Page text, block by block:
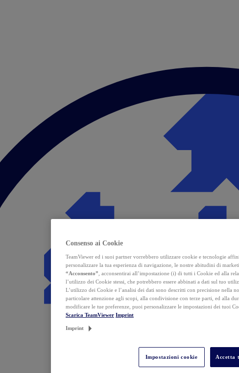
Consenso ai Cookie
TeamViewer ed i suoi partner vorrebbero utilizzare cookie e tecnologie
personalizzare la tua esperienza di navigazione, le nostre abitudini di
“Acconsento” , acconsentirai all’impostazione (i) di tutti i Cookie ed alla
l’utilizzo dei Cookie stessi, che potrebbero essere abbinati a dati sul tuo
L’utilizzo dei Cookie e l’analisi dei dati sono descritti con precisione nella
particolare attenzione agli scopi, alla condivisione con terze parti, ed alla
modificare le tue preferenze, puoi personalizzare le impostazioni dei tuoi
Scarica TeamViewer Imprint
Imprint
Impostazioni cookie Accetta